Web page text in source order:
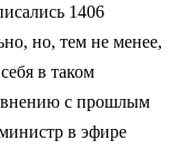
1406
но, тем не менее,
в таком
с прошлым
в эфире